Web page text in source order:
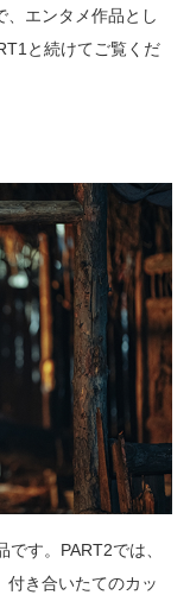
、エンタメ作品とし
と続けてご覧くだ
す。PART2では、
付き合いたてのカッ